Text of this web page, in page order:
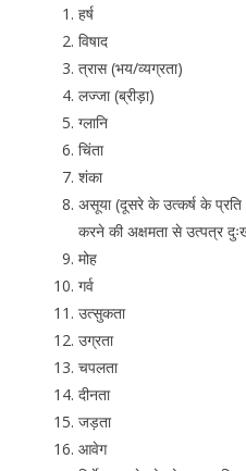
हर्ष
विषाद
त्रास (भय/व्यग्रता)
लज्जा (ब्रीड़ा)
ग्लानि
चिंता
शंका
असूया (दूसरे के उत्कर्ष के प्रति
करने की अक्षमता से उत्पत्र
मोह
गर्व
उत्सुकता
उग्रता
चपलता
दीनता
जड़ता
आवेग